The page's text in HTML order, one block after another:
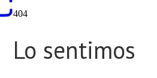
404
Lo sentimos